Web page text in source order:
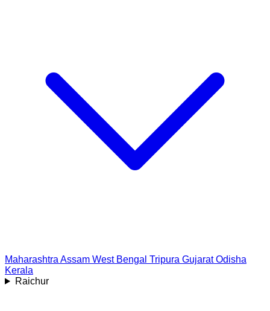
Maharashtra Assam West Bengal Tripura Gujarat Odisha
Kerala
Raichur